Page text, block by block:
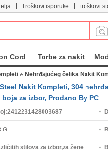
Troškovi isporuke troškovi
Cord Torbe za nakit
& Nehrđajućeg čelika Nakit
Nakit Kompleti, 304
boja za izbor, Prodano By PC
2412231428003687
G
stilova za izbor,za žene